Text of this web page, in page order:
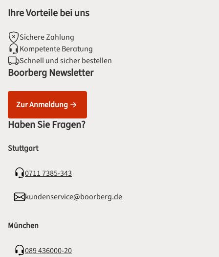
Ihre Vorteile bei uns
Sichere Zahlung
Kompetente Beratung
Schnell und sicher bestellen
Boorberg Newsletter
Zur Anmeldung
Haben Sie Fragen?
Stuttgart
0711 7385-343
kundenservice@boorberg.de
München
089 436000-20